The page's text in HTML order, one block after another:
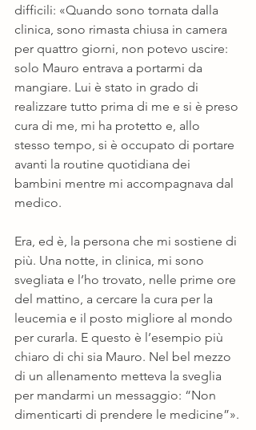
difficili: «Quando sono tornata dalla
clinica, sono rimasta chiusa in camera
per quattro giorni, non potevo uscire:
solo Mauro entrava a portarmi da
mangiare. Lui è stato in grado di
realizzare tutto prima di me e si è preso
cura di me, mi ha protetto e, allo
stesso tempo, si è occupato di portare
avanti la routine quotidiana dei
bambini mentre mi accompagnava dal
medico.
Era, ed è, la persona che mi sostiene di
più. Una notte, in clinica, mi sono
svegliata e l’ho trovato, nelle prime ore
del mattino, a cercare la cura per la
leucemia e il posto migliore al mondo
per curarla. E questo è l’esempio più
chiaro di chi sia Mauro. Nel bel mezzo
di un allenamento metteva la sveglia
per mandarmi un messaggio: “Non
dimenticarti di prendere le medicine”».